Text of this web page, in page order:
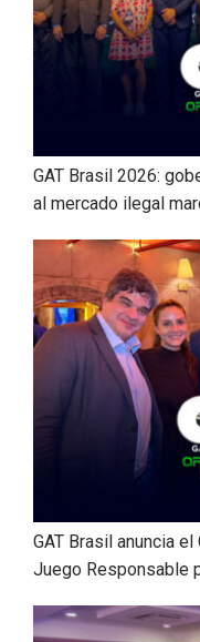
GAT Brasil 2026:
al mercado ilegal
GAT Brasil anuncia
Juego Responsable